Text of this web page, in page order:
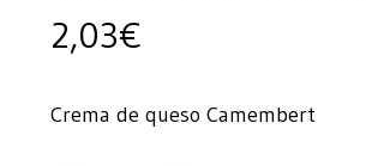
2,03€
Crema de queso Camembert